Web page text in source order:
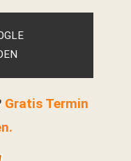
Gratis Termin